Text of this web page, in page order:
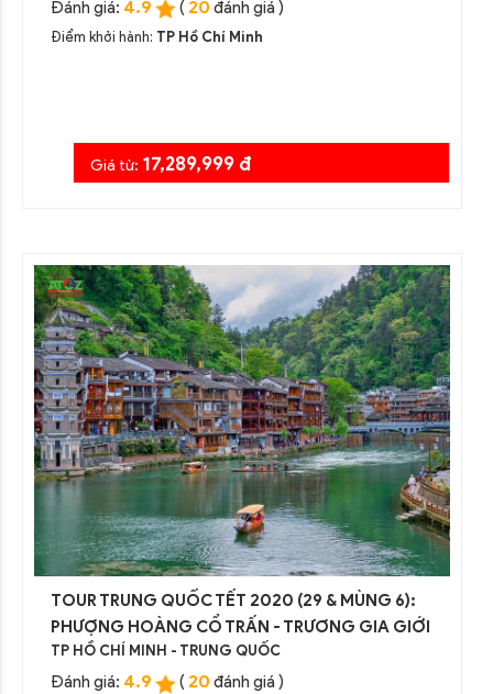
Đánh giá: 4.9 ( 20 đánh giá )
Điểm khởi hành: TP Hồ Chí Minh
Giá từ: 17,289,999 đ
TOUR TRUNG QUỐC TẾT 2020 (29 & MÙNG 6):
PHƯỢNG HOÀNG CỔ TRẤN - TRƯƠNG GIA GIỚI
TP HỒ CHÍ MINH - TRUNG QUỐC
Đánh giá: 4.9 ( 20 đánh giá )